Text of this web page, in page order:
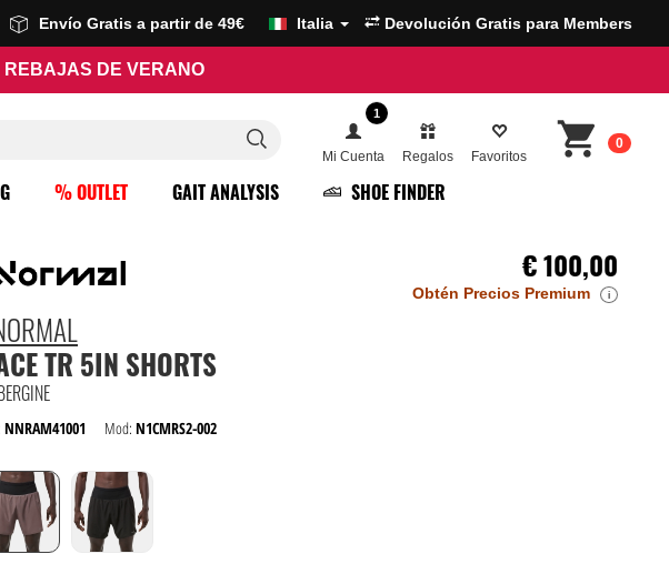
Envío Gratis a partir de 49€ Italia Devolución Gratis para Members
REBAJAS DE VERANO
1
Mi Cuenta Regalos Favoritos
0
% OUTLET GAIT ANALYSIS SHOE FINDER
TR 5IN SHORTS
NNRAM41001 Mod: N1CMRS2-002
€100,00
Obtén Precios Premium i